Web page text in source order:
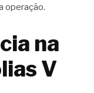
operação.
na
V